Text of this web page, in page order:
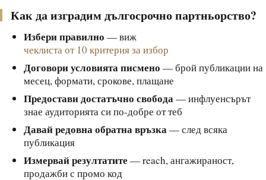
Как да изградим дългосрочно партньорство?
Избери правилно — виж
чеклиста от 10 критерия за избор
Договори условията писмено — брой публикации на
месец, формати, срокове, плащане
Предостави достатъчно свобода— инфлуенсърът
знае аудиторията си по-добре от теб
Давай редовна обратна връзка— след всяка
публикация
Измервай резултатите — reach, ангажираност,
продажби с промо код